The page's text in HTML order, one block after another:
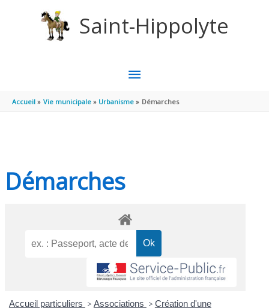
Saint-Hippolyte
MENU
PRINCIPAL
Accueil Vie municipale Urbanisme Démarches
Démarches
Accueil particuliers > Associations > Création d'une